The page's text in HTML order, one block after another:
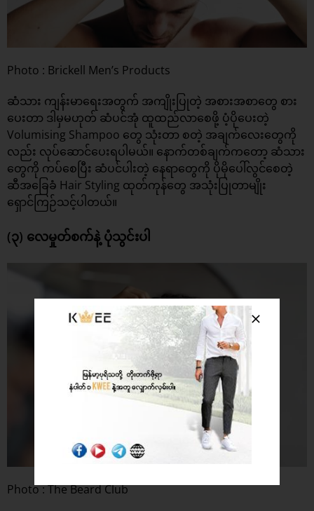
Photo : Brickell Men’s Products
ဆံသား ကျန်းမာရေးအတွက် အကျိုးပြုတဲ့ အစားအစာတွေ စား
ပေးတာ ဒါမှမဟုတ် ဆံပင်အုံ ထူထည်လာစေဖို့ ပံ့ပိုပေးတဲ့
Volumising Shampoo တွေ သုံးတာ စတဲ့ အချက်လေးတွေကို
လည်း လုပ်ဆောင်ပေးရပါမယ်။ နောက်တစ်ချက်ကတော့ ဆံသား
တွေကို ကပ်စေပြီး ဆံပင်ပါးတဲ့ နေရာတွေကို ပိုမိုပေါ်လွင်စေတဲ့
ဆီအခြေခံ Hair Styling ထုတ်ကုန်တွေ အသုံးပြုတာမျိုး
ရှောင်ကြဉ်သင့်ပါတယ်။
(၃) လေမှုတ်စက်နဲ့ ပုံသွင်းပါ
Photo : The Beard Club